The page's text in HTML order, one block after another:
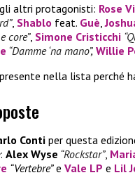
altri protagonisti: Rose
, Shablo feat. Guè ,
core”, Simone Cristicchi
“Damme ‘na mano”, Willie
nella lista perché
Conti per questa
: Alex Wyse “Rockstar”,
“Vertebre”e Vale LP e Lil